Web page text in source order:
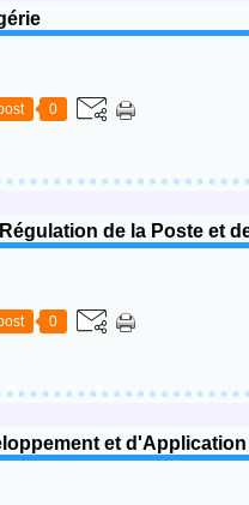
0
de la Poste et
0
et